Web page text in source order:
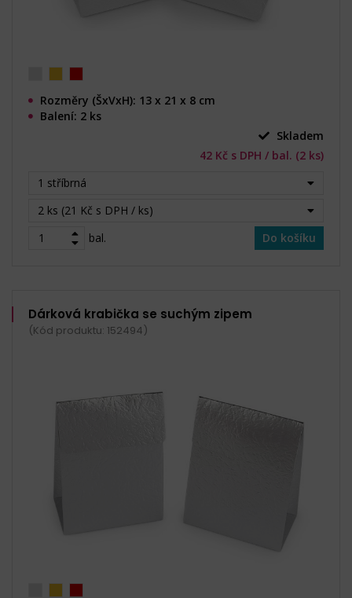
Rozměry (ŠxVxH): 13 x 21 x 8 cm
Balení: 2 ks
Skladem
42 Kč s DPH / bal. (2 ks)
1 stříbrná
2 ks (21 Kč s DPH / ks)
bal.
Do košíku
Dárková krabička se suchým zipem
(Kód produktu: 152494)